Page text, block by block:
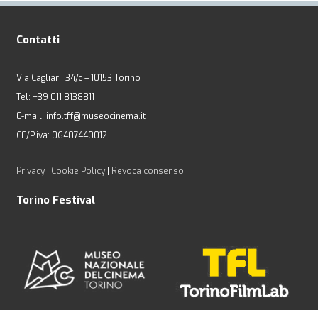
Contatti
Via Cagliari, 34/c – 10153 Torino
Tel: +39 011 8138811
E-mail: info.tff@museocinema.it
CF/P.iva: 06407440012
Privacy| Cookie Policy| Revoca consenso
Torino Festival